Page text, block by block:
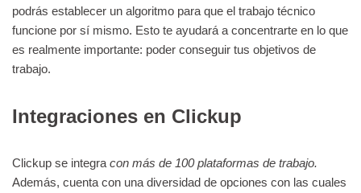
podrás establecer un algoritmo para que el trabajo técnico
funcione por sí mismo. Esto te ayudará a concentrarte en lo que
es realmente importante: poder conseguir tus objetivos de
trabajo.
Integraciones en Clickup
Clickup se integra con más de 100 plataformas de trabajo.
Además, cuenta con una diversidad de opciones con las cuales